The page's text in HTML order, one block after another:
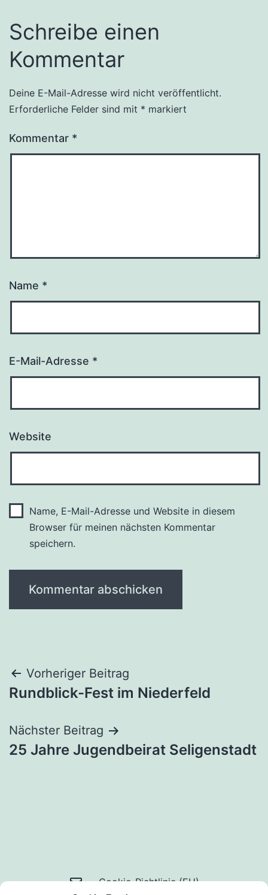
Schreibe einen
Kommentar
Deine E-Mail-Adresse wird nicht veröffentlicht.
Erforderliche Felder sind mit * markiert
Kommentar *
Name *
E-Mail-Adresse *
Website
Name, E-Mail-Adresse und Website in diesem
Browser für meinen nächsten Kommentar
speichern.
Beitragsnavigation
Vorheriger Beitrag
Rundblick-Fest im Niederfeld
Nächster Beitrag
25 Jahre Jugendbeirat Seligenstadt
MailCookie-Richtlinie (EU)